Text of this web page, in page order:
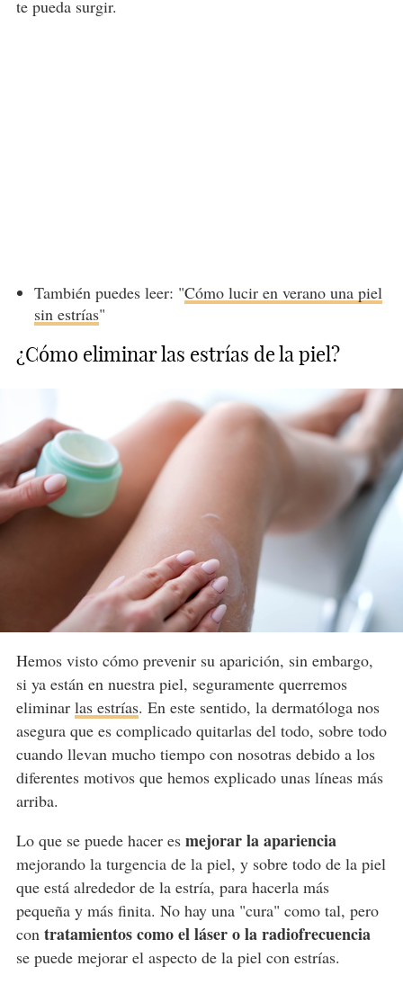
te pueda surgir.
También puedes leer: "Cómo lucir en verano una piel
sin estrías"
¿Cómo eliminar las estrías de la piel?
Hemos visto cómo prevenir su aparición, sin embargo,
si ya están en nuestra piel, seguramente querremos
eliminar las estrías. En este sentido, la dermatóloga nos
asegura que es complicado quitarlas del todo, sobre todo
cuando llevan mucho tiempo con nosotras debido a los
diferentes motivos que hemos explicado unas líneas más
arriba.
Lo que se puede hacer esmejorar la apariencia
mejorando la turgencia de la piel, y sobre todo de la piel
que está alrededor de la estría, para hacerla más
pequeña y más finita. No hay una "cura" como tal, pero
con tratamientos como el láser o la radiofrecuencia
se puede mejorar el aspecto de la piel con estrías.